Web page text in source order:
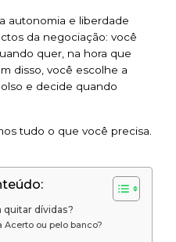
autonomia e liberdade
da negociação: você
quer, na hora que
disso, você escolhe a
e decide quando
tudo o que você precisa.
dívidas?
Acerto ou pelo banco?